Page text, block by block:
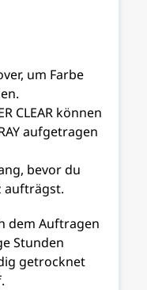
um Farbe
CLEAR können
aufgetragen
bevor du
aufträgst.
dem Auftragen
Stunden
getrocknet